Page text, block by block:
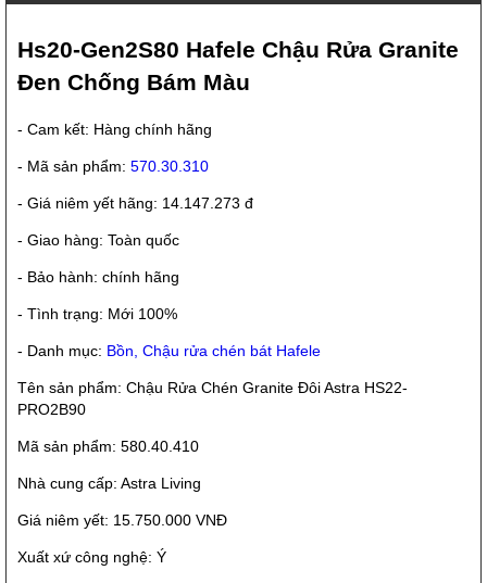
Hs20-Gen2S80 Hafele Chậu Rửa Granite
Đen Chống Bám Màu
- Cam kết: Hàng chính hãng
- Mã sản phẩm: 570.30.310
- Giá niêm yết hãng: 14.147.273 đ
- Giao hàng: Toàn quốc
- Bảo hành: chính hãng
- Tình trạng: Mới 100%
- Danh mục: Bồn, Chậu rửa chén bát Hafele
Tên sản phẩm: Chậu Rửa Chén Granite Đôi Astra HS22-
PRO2B90
Mã sản phẩm: 580.40.410
Nhà cung cấp: Astra Living
Giá niêm yết: 15.750.000 VNĐ
Xuất xứ công nghệ: Ý